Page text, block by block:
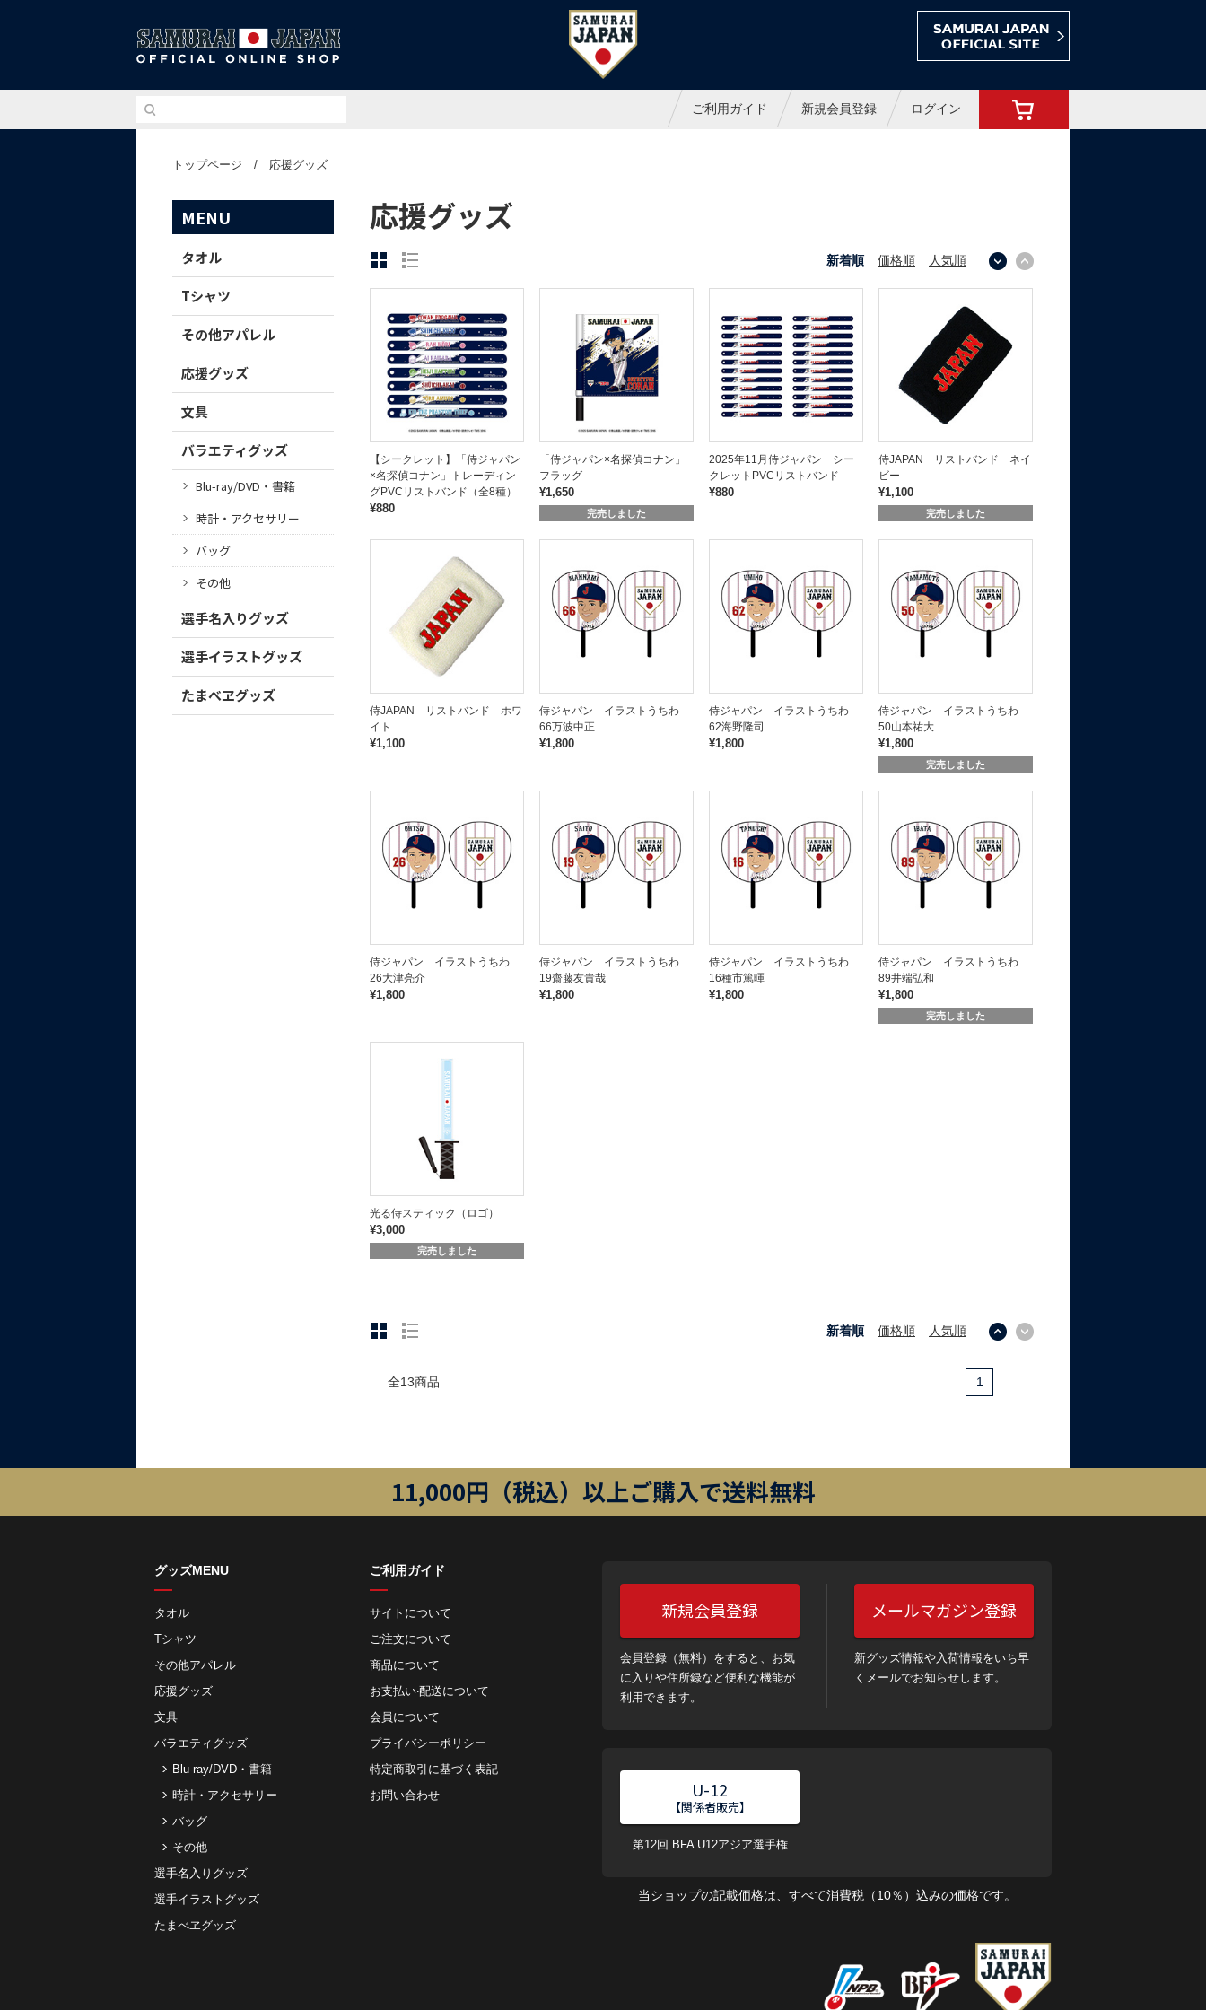
侍ジャパンオフィシャルオンラインショップ
ご利用ガイド 新規会員登録 ログイン
トップページ / 応援グッズ
MENU
タオル
Tシャツ
その他アパレル
応援グッズ
文具
バラエティグッズ
Blu-ray/DVD・書籍
時計・アクセサリー
バッグ
その他
選手名入りグッズ
選手イラストグッズ
たまべヱグッズ
応援グッズ
新着順 価格順 人気順
【シークレット】「侍ジャパン
×名探偵コナン」トレーディン
グPVCリストバンド（全8種）
¥880
「侍ジャパン×名探偵コナン」
フラッグ
¥1,650
完売しました
2025年11月侍ジャパン シー
クレットPVCリストバンド
¥880
侍JAPAN リストバンド ネイ
ビー
¥1,100
完売しました
侍JAPAN リストバンド ホワ
イト
¥1,100
侍ジャパン イラストうちわ
66万波中正
¥1,800
侍ジャパン イラストうちわ
62海野隆司
¥1,800
侍ジャパン イラストうちわ
50山本祐大
¥1,800
完売しました
侍ジャパン イラストうちわ
26大津亮介
¥1,800
侍ジャパン イラストうちわ
19齋藤友貴哉
¥1,800
侍ジャパン イラストうちわ
16種市篤暉
¥1,800
侍ジャパン イラストうちわ
89井端弘和
¥1,800
完売しました
光る侍スティック（ロゴ）
¥3,000
完売しました
新着順 価格順 人気順
全13商品 1
11,000円（税込）以上ご購入で送料無料
グッズMENU
タオル
Tシャツ
その他アパレル
応援グッズ
文具
バラエティグッズ
Blu-ray/DVD・書籍
時計・アクセサリー
バッグ
その他
選手名入りグッズ
選手イラストグッズ
たまべヱグッズ
ご利用ガイド
サイトについて
ご注⽂について
商品について
お⽀払い‧配送について
会員について
プライバシーポリシー
特定商取引に基づく表記
お問い合わせ
新規会員登録
会員登録（無料）をすると、お気
に入りや住所録など便利な機能が
利用できます。
メールマガジン登録
新グッズ情報や入荷情報をいち早
くメールでお知らせします。
U-12
【関係者販売】
第12回 BFA U12アジア選手権
当ショップの記載価格は、すべて消費税（10％）込みの価格です。